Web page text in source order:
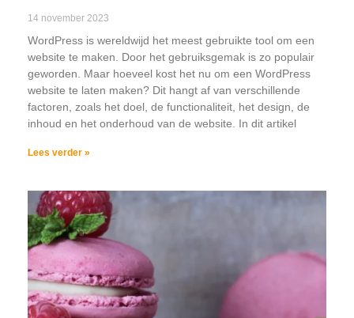
14 november 2023
WordPress is wereldwijd het meest gebruikte tool om een
website te maken. Door het gebruiksgemak is zo populair
geworden. Maar hoeveel kost het nu om een WordPress
website te laten maken? Dit hangt af van verschillende
factoren, zoals het doel, de functionaliteit, het design, de
inhoud en het onderhoud van de website. In dit artikel
Lees verder »